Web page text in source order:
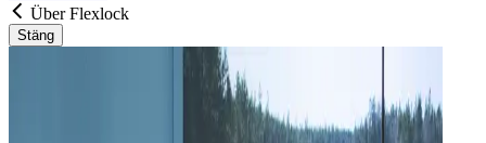
Über Flexlock
Stäng